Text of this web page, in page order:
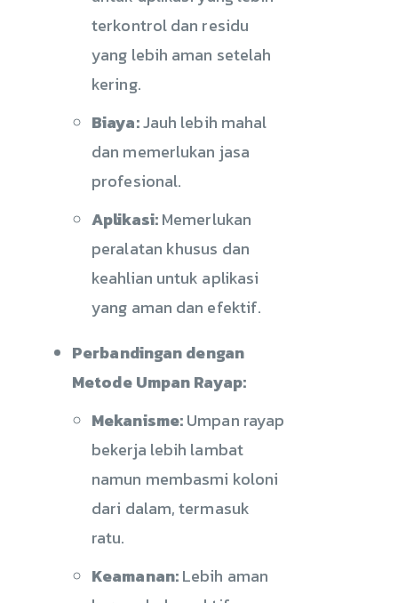
terkontrol dan residu
yang lebih aman setelah
kering.
Biaya:Jauh lebih mahal
dan memerlukan jasa
profesional.
Aplikasi:Memerlukan
peralatan khusus dan
keahlian untuk aplikasi
yang aman dan efektif.
Perbandingan dengan
Metode Umpan Rayap:
Mekanisme:Umpan rayap
bekerja lebih lambat
namun membasmi koloni
dari dalam, termasuk
ratu.
Keamanan:Lebih aman